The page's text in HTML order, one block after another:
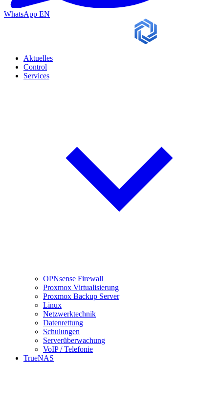
WhatsApp EN
Aktuelles
Control
Services
OPNsense Firewall
Proxmox Virtualisierung
Proxmox Backup Server
Linux
Netzwerktechnik
Datenrettung
Schulungen
Serverüberwachung
VoIP / Telefonie
TrueNAS